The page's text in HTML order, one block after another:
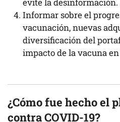
Informar sobre el
vacunación, nuevas
diversificación del
impacto de la vacuna
¿Cómo fue hecho el
contra COVID-19?